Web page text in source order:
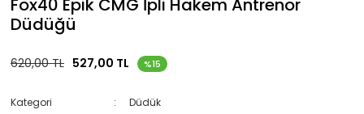
Fox40 Epik CMG İpli Hakem Antrenör
Düdüğü
620,00 TL 527,00 TL %15
Kategori
Düdük